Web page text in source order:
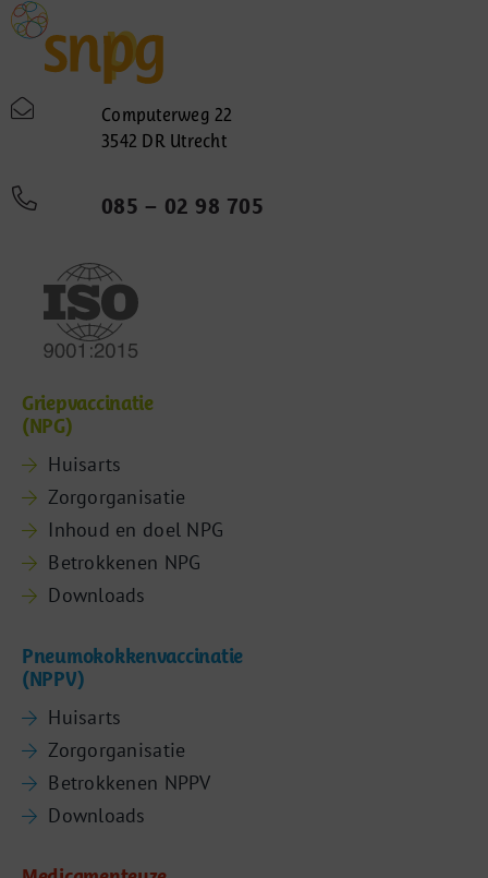
Computerweg 22
3542 DR Utrecht
085 – 02 98 705
Griepvaccinatie
(NPG)
Huisarts
Zorgorganisatie
Inhoud en doel NPG
Betrokkenen NPG
Downloads
Pneumokokkenvaccinatie
(NPPV)
Huisarts
Zorgorganisatie
Betrokkenen NPPV
Downloads